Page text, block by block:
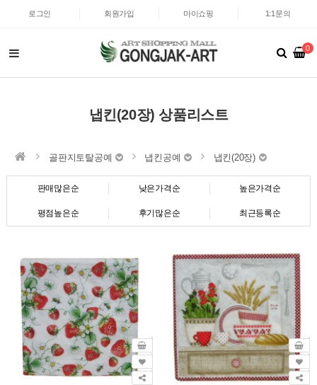
로그인 회원가입 마이쇼핑 1:1문의
0
냅킨(20장) 상품리스트
골판지토탈공예 냅킨공예 냅킨(20장)
판매많은순 낮은가격순 높은가격순
평점높은순 후기많은순 최근등록순